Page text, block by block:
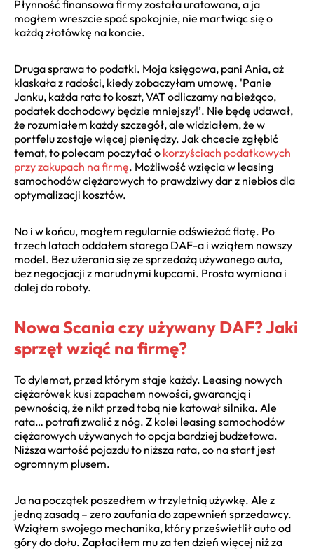
Płynność finansowa firmy została uratowana, a ja
mogłem wreszcie spać spokojnie, nie martwiąc się o
każdą złotówkę na koncie.
Druga sprawa to podatki. Moja księgowa, pani Ania, aż
klaskała z radości, kiedy zobaczyłam umowę. 'Panie
Janku, każda rata to koszt, VAT odliczamy na bieżąco,
podatek dochodowy będzie mniejszy!’. Nie będę udawał,
że rozumiałem każdy szczegół, ale widziałem, że w
portfelu zostaje więcej pieniędzy. Jak chcecie zgłębić
temat, to polecam poczytać o korzyściach podatkowych
przy zakupach na firmę. Możliwość wzięcia w leasing
samochodów ciężarowych to prawdziwy dar z niebios dla
optymalizacji kosztów.
No i w końcu, mogłem regularnie odświeżać flotę. Po
trzech latach oddałem starego DAF-a i wziąłem nowszy
model. Bez użerania się ze sprzedażą używanego auta,
bez negocjacji z marudnymi kupcami. Prosta wymiana i
dalej do roboty.
Nowa Scania czy używany DAF? Jaki
sprzęt wziąć na firmę?
To dylemat, przed którym staje każdy. Leasing nowych
ciężarówek kusi zapachem nowości, gwarancją i
pewnością, że nikt przed tobą nie katował silnika. Ale
rata… potrafi zwalić z nóg. Z kolei leasing samochodów
ciężarowych używanych to opcja bardziej budżetowa.
Niższa wartość pojazdu to niższa rata, co na start jest
ogromnym plusem.
Ja na początek poszedłem w trzyletnią używkę. Ale z
jedną zasadą – zero zaufania do zapewnień sprzedawcy.
Wziąłem swojego mechanika, który prześwietlił auto od
góry do dołu. Zapłaciłem mu za ten dzień więcej niż za